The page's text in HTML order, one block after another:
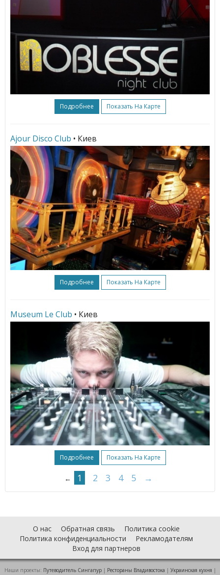
Подробнее Показать На Карте
Ajour Disco Club • Киев
Подробнее Показать На Карте
Museum Le Club • Киев
Подробнее Показать На Карте
← 1 2 3 4 5 →
О нас Обратная связь
Политика cookie
Политика конфиденциальности
Рекламодателям
Вход для партнеров
Наши проекты: Путеводитель Сингапур| Рестораны Владивостока | Украинская кухня |